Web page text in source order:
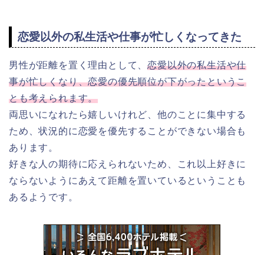
恋愛以外の私生活や仕事が忙しくなってきた
男性が距離を置く理由として、恋愛以外の私生活や仕
事が忙しくなり、恋愛の優先順位が下がったというこ
とも考えられます。
両思いになれたら嬉しいけれど、他のことに集中する
ため、状況的に恋愛を優先することができない場合も
あります。
好きな人の期待に応えられないため、これ以上好きに
ならないようにあえて距離を置いているということも
あるようです。